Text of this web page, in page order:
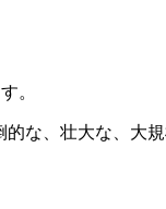
。
的な、壮大な、大